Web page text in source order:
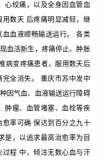
心绞痛，以及全身因血管血
用数天 后疼痛明显减轻，继
血血液顺畅输送运行。各类
血活新生，疼痛停止、肿胀
病变疼痛患者，服用数天后
全消失。 重庆市苏中发中
因气血、血液输送运行障碍
肿瘤、血管堵塞、血栓等疾
愈率可确保达到百分之九十
是，以追求最高治愈率为目
过程 中，倾注无数心血与汗